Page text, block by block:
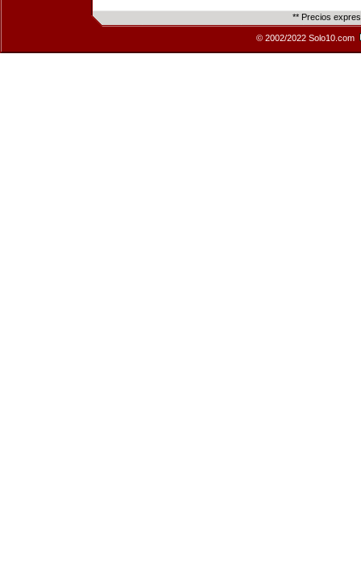
** Precios
© 2002/2022 Solo10.com